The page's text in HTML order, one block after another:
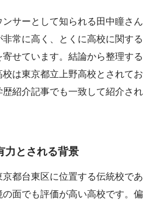
サーとして知られる田中瞳さん
常に高く、とくに高校に関する
せています。結論から整理する
は東京都立上野高校とされてお
紹介記事でも一致して紹介され
力とされる背景
都台東区に位置する伝統校であ
面でも評価が高い高校です。偏